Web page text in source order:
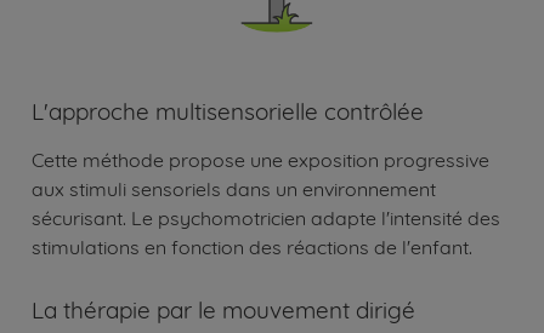
L'approche multisensorielle contrôlée
Cette méthode propose une exposition progressive
aux stimuli sensoriels dans un environnement
sécurisant. Le psychomotricien adapte l'intensité des
stimulations en fonction des réactions de l'enfant.
La thérapie par le mouvement dirigé